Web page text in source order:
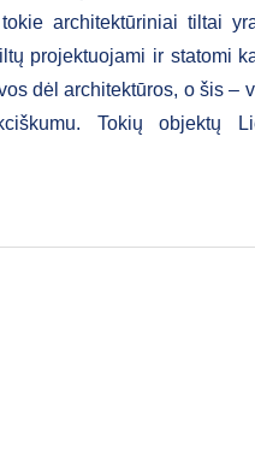
architektūriniai tiltai
projektuojami ir statomi
dėl architektūros, o šis –
Tokių objektų